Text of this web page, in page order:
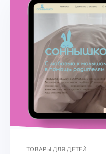
ТОВАРЫ ДЛЯ ДЕТЕЙ